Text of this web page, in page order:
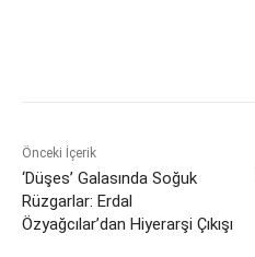
Önceki İçerik
‘Düşes’ Galasında Soğuk
Rüzgarlar: Erdal
Özyağcılar’dan Hiyerarşi Çıkışı